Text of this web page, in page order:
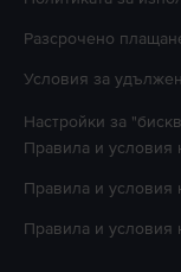
Разсрочено
Условия за
Настройки за
Правила и условия
Правила и условия
Правила и условия